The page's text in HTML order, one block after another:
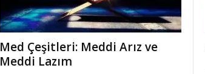
Med Çeşitleri: Meddi Arız ve
Meddi Lazım